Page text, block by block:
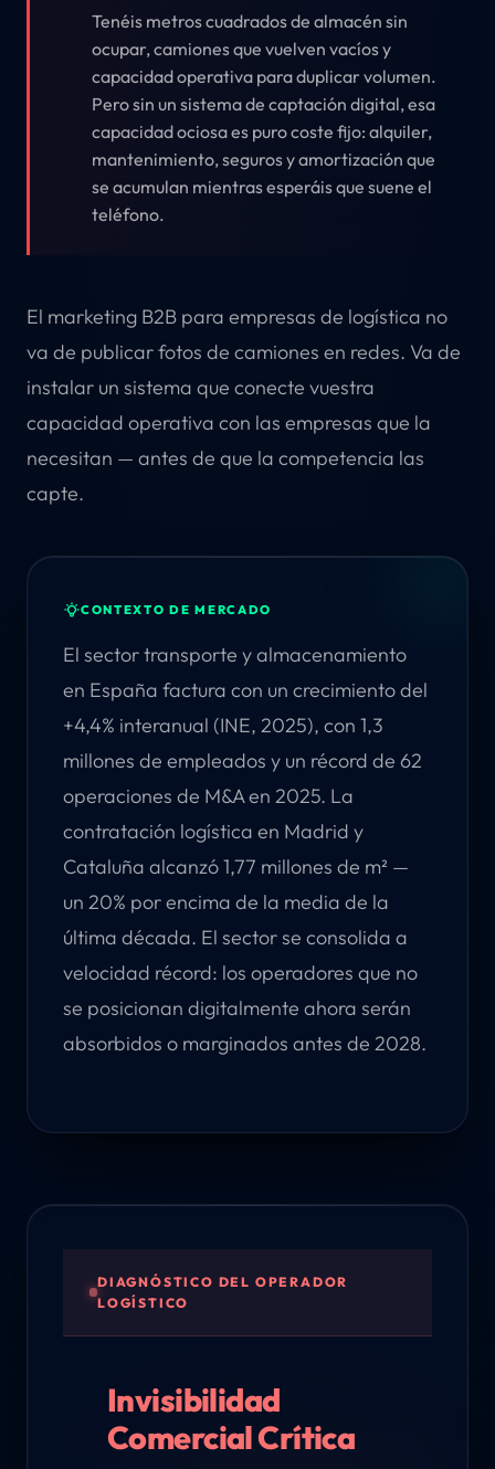
Tenéis metros cuadrados de almacén sin
ocupar, camiones que vuelven vacíos y
capacidad operativa para duplicar volumen.
Pero sin un sistema de captación digital, esa
capacidad ociosa es puro coste fijo: alquiler,
mantenimiento, seguros y amortización que
se acumulan mientras esperáis que suene el
teléfono.
El marketing B2B para empresas de logística no
va de publicar fotos de camiones en redes. Va de
instalar un sistema que conecte vuestra
capacidad operativa con las empresas que la
necesitan — antes de que la competencia las
capte.
CONTEXTO DE MERCADO
El sector transporte y almacenamiento
en España factura con un crecimiento del
+4,4% interanual (INE, 2025), con 1,3
millones de empleados y un récord de 62
operaciones de M&A en 2025. La
contratación logística en Madrid y
Cataluña alcanzó 1,77 millones de m² —
un 20% por encima de la media de la
última década. El sector se consolida a
velocidad récord: los operadores que no
se posicionan digitalmente ahora serán
absorbidos o marginados antes de 2028.
DIAGNÓSTICO DEL OPERADOR
LOGÍSTICO
Invisibilidad
Comercial Crítica